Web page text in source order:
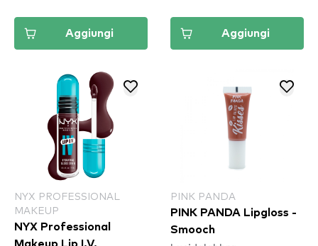
Aggiungi Aggiungi
NYX PROFESSIONAL
MAKEUP
NYX Professional
PINK PANDA
PINK PANDA Lipgloss -
Smooch